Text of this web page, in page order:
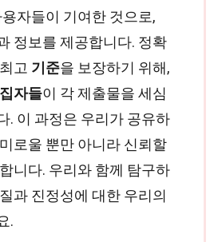
자들이 기여한 것으로,
정보를 제공합니다. 정확
고 기준을 보장하기 위해,
자들이 각 제출물을 세심
. 이 과정은 우리가 공유하
로울 뿐만 아니라 신뢰할
니다. 우리와 함께 탐구하
과 진정성에 대한 우리의
.